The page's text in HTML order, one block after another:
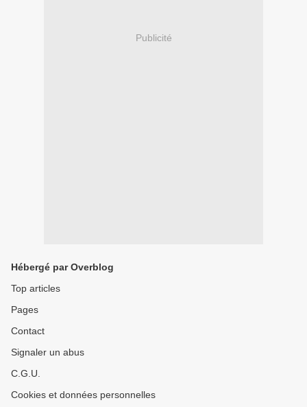
Publicité
Hébergé par Overblog
Top articles
Pages
Contact
Signaler un abus
C.G.U.
Cookies et données personnelles